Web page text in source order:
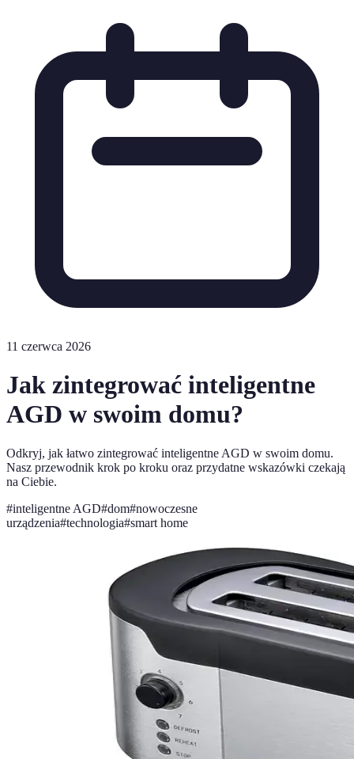
11 czerwca 2026
Jak zintegrować inteligentne
AGD w swoim domu?
Odkryj, jak łatwo zintegrować inteligentne AGD w swoim domu.
Nasz przewodnik krok po kroku oraz przydatne wskazówki czekają
na Ciebie.
#inteligentne AGD#dom#nowoczesne
urządzenia#technologia#smart home